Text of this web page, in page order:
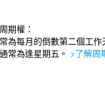
期權：
為每月的倒數第二個工作
常為逢星期五。 >了解周